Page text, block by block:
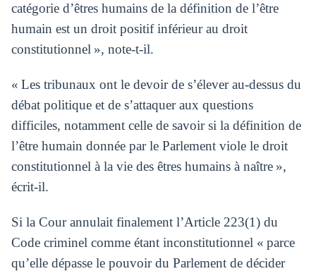
catégorie d’êtres humains de la définition de l’être
humain est un droit positif inférieur au droit
constitutionnel », note-t-il.
« Les tribunaux ont le devoir de s’élever au-dessus du
débat politique et de s’attaquer aux questions
difficiles, notamment celle de savoir si la définition de
l’être humain donnée par le Parlement viole le droit
constitutionnel à la vie des êtres humains à naître »,
écrit-il.
Si la Cour annulait finalement l’Article 223(1) du
Code criminel comme étant inconstitutionnel « parce
qu’elle dépasse le pouvoir du Parlement de décider